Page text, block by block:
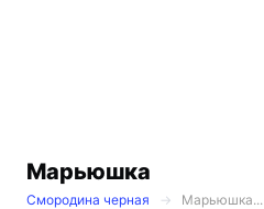
Марьюшка
Смородина черная
Марьюшка...